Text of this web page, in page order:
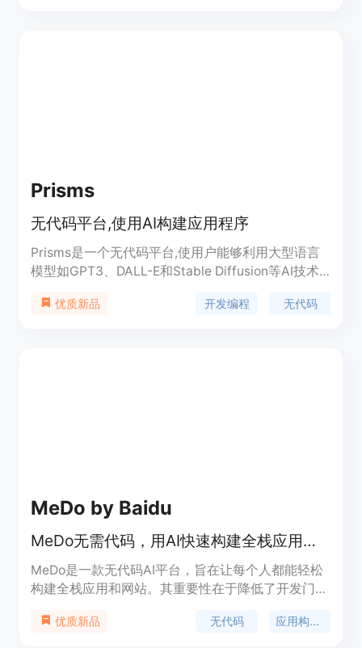
Prisms
无代码平台,使用AI构建应用程序
Prisms是一个无代码平台,使用户能够利用大型语言
模型如GPT3、DALL-E和Stable Diffusion等AI技术
同的数据源、组件,使用Prisms提供的预设模块进行
优质新品 开发编程 无代码
MeDo by Baidu
MeDo无需代码，用AI快速构建全栈应用与网站，节省开发时间和成本。
MeDo是一款无代码AI平台，旨在让每个人都能轻松
构建全栈应用和网站。其重要性在于降低了开发门
中。主要优点包括无需编写代码、自动化前端、后端
优质新品 无代码 应用构建器